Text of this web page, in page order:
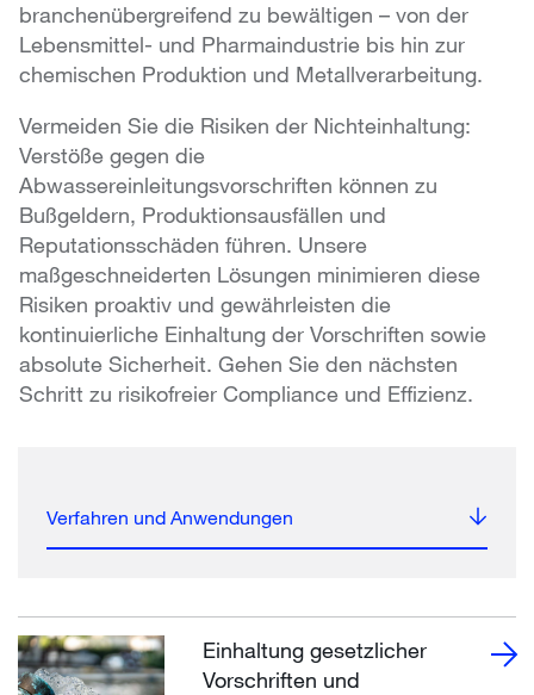
branchenübergreifend zu bewältigen – von der
Lebensmittel- und Pharmaindustrie bis hin zur
chemischen Produktion und Metallverarbeitung.
Vermeiden Sie die Risiken der Nichteinhaltung:
Verstöße gegen die
Abwassereinleitungsvorschriften können zu
Bußgeldern, Produktionsausfällen und
Reputationsschäden führen. Unsere
maßgeschneiderten Lösungen minimieren diese
Risiken proaktiv und gewährleisten die
kontinuierliche Einhaltung der Vorschriften sowie
absolute Sicherheit. Gehen Sie den nächsten
Schritt zu risikofreier Compliance und Effizienz.
Verfahren und Anwendungen
Einhaltung gesetzlicher
Vorschriften und